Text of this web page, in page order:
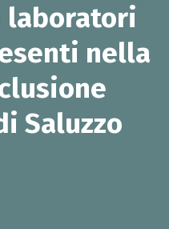
nella
Saluzzo